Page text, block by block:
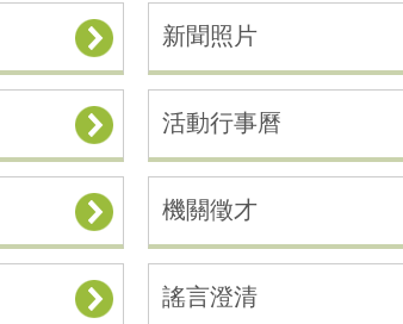
新聞照片
活動行事曆
機關徵才
謠言澄清